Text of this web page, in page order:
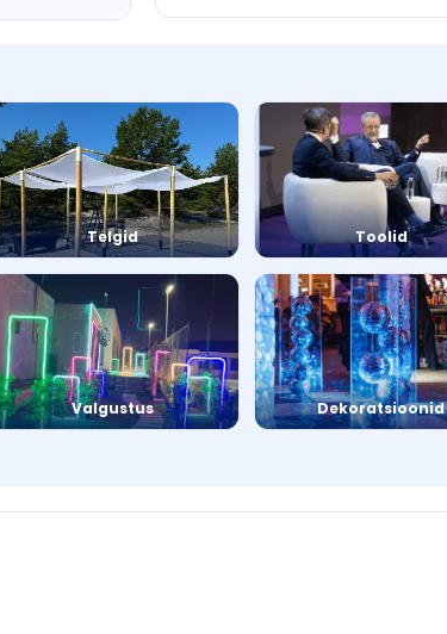
Telgid Toolid
Valgustus Dekoratsioonid